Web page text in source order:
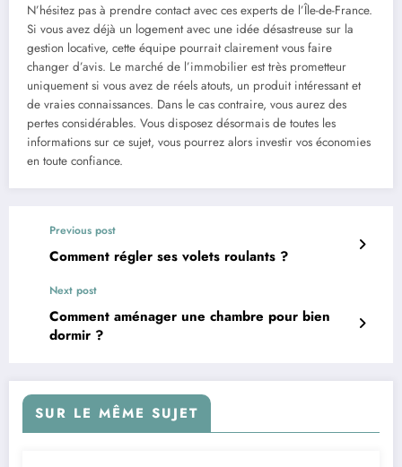
N’hésitez pas à prendre contact avec ces experts de l’Île-de-France.
Si vous avez déjà un logement avec une idée désastreuse sur la
gestion locative, cette équipe pourrait clairement vous faire
changer d’avis. Le marché de l’immobilier est très prometteur
uniquement si vous avez de réels atouts, un produit intéressant et
de vraies connaissances. Dans le cas contraire, vous aurez des
pertes considérables. Vous disposez désormais de toutes les
informations sur ce sujet, vous pourrez alors investir vos économies
en toute confiance.
Previous post
Comment régler ses volets roulants ?
Next post
Comment aménager une chambre pour bien
dormir ?
SUR LE MÊME SUJET